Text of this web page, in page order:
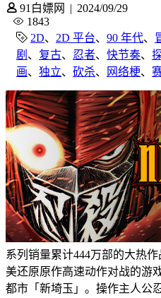
91白嫖网 | 2024/09/29
1843
2D、 2D 平台、 90 年代、
剧 、 复古、 忍者、 快节奏、
画、 独立、 砍杀、 网络梗、
系列销量累计444万部的大热
美还原原作高速动作对战的游
都市「新埼玉」。操作主人公